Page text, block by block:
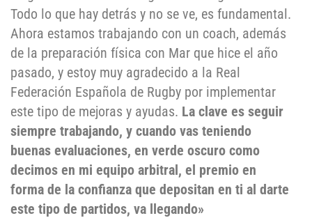
Todo lo que hay detrás y no se ve, es fundamental.
Ahora estamos trabajando con un coach, además
de la preparación física con Mar que hice el año
pasado, y estoy muy agradecido a la Real
Federación Española de Rugby por implementar
este tipo de mejoras y ayudas. La clave es seguir
siempre trabajando, y cuando vas teniendo
buenas evaluaciones, en verde oscuro como
decimos en mi equipo arbitral, el premio en
forma de la confianza que depositan en ti al darte
este tipo de partidos, va llegando»